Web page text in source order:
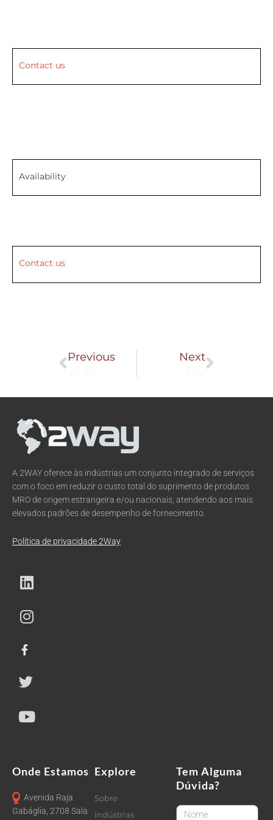
Contact us
Availability
Contact us
Prev
Previous
NextNext
A 2WAY oferece às indústrias um conjunto integrado de serviços
com o foco em reduzir o custo total do suprimento de produtos
MRO de origem estrangeira e/ou nacionais, atendendo aos mais
elevados padrões de desempenho de fornecimento.
Política de privacidade 2Way
Onde Estamos
Avenida Raja
Gabáglia, 2708 Sala
Explore
Sobre
Indústrias
Tem Alguma
Dúvida?
FirstName